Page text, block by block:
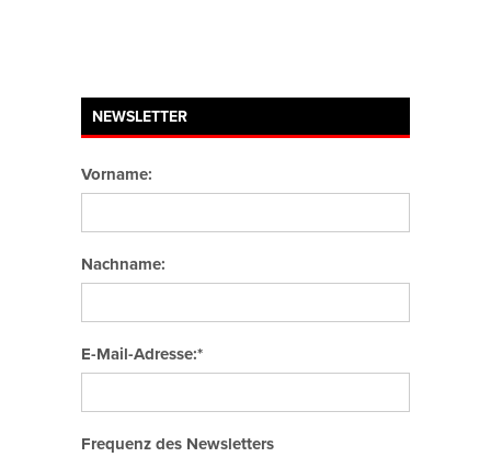
NEWSLETTER
Vorname:
Nachname:
E-Mail-Adresse:*
Frequenz des Newsletters